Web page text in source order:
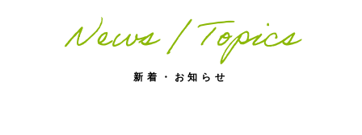
News / Topics
新着・お知らせ